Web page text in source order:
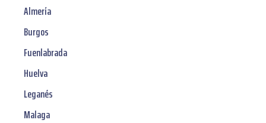
Almería
Burgos
Fuenlabrada
Huelva
Leganés
Malaga